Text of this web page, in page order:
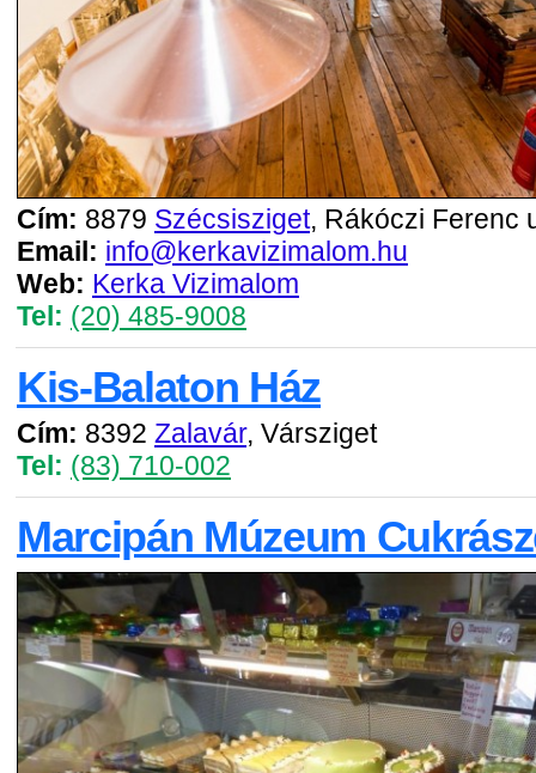
Cím: 8879 Szécsisziget, Rákóczi Ferenc
Email: info@kerkavizimalom.hu
Web: Kerka Vizimalom
Tel: (20) 485-9008
Kis-Balaton Ház
Cím: 8392 Zalavár, Vársziget
Tel: (83) 710-002
Marcipán Múzeum